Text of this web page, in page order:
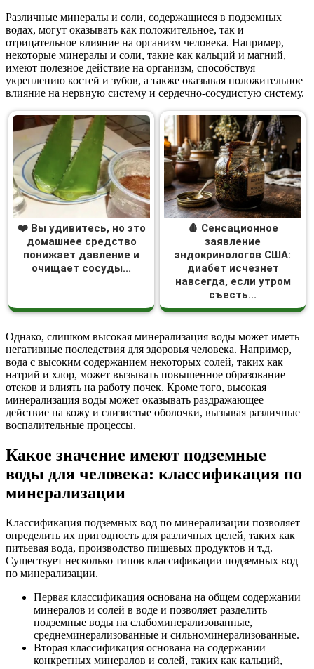
Различные минералы и соли, содержащиеся в подземных
водах, могут оказывать как положительное, так и
отрицательное влияние на организм человека. Например,
некоторые минералы и соли, такие как кальций и магний,
имеют полезное действие на организм, способствуя
укреплению костей и зубов, а также оказывая положительное
влияние на нервную систему и сердечно-сосудистую систему.
❤️ Вы удивитесь, но это
домашнее средство
понижает давление и
очищает сосуды...
🩸 Сенсационное
заявление
эндокринологов США:
диабет исчезнет
навсегда, если утром
съесть...
Однако, слишком высокая минерализация воды может иметь
негативные последствия для здоровья человека. Например,
вода с высоким содержанием некоторых солей, таких как
натрий и хлор, может вызывать повышенное образование
отеков и влиять на работу почек. Кроме того, высокая
минерализация воды может оказывать раздражающее
действие на кожу и слизистые оболочки, вызывая различные
воспалительные процессы.
Какое значение имеют подземные
воды для человека: классификация по
минерализации
Классификация подземных вод по минерализации позволяет
определить их пригодность для различных целей, таких как
питьевая вода, производство пищевых продуктов и т.д.
Существует несколько типов классификации подземных вод
по минерализации.
Первая классификация основана на общем содержании
минералов и солей в воде и позволяет разделить
подземные воды на слабоминерализованные,
среднеминерализованные и сильноминерализованные.
Вторая классификация основана на содержании
конкретных минералов и солей, таких как кальций,